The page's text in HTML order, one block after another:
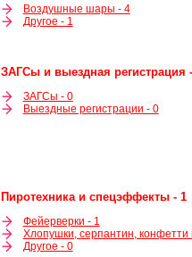
Воздушные шары - 4
Другое - 1
ЗАГСы и выездная регистрация
ЗАГСы - 0
Выездные регистрации - 0
Пиротехника и спецэффекты - 1
Фейерверки - 1
Хлопушки, серпантин, конфетти
Другое - 0